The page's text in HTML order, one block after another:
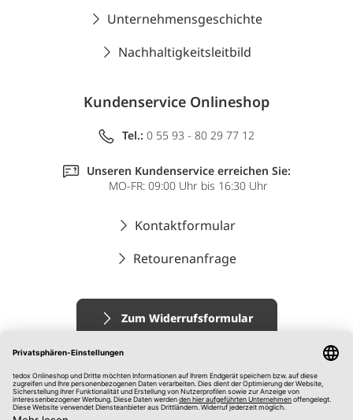
Unternehmensgeschichte
Nachhaltigkeitsleitbild
Kundenservice Onlineshop
Tel.: 0 55 93 - 80 29 77 12
Unseren Kundenservice erreichen Sie:
MO-FR: 09:00 Uhr bis 16:30 Uhr
Kontaktformular
Retourenanfrage
Zum Widerrufsformular
Impressum
AGB